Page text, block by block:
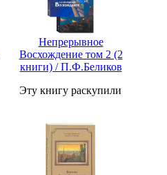
Непрерывное
Восхождение том 2 (2
книги) / П.Ф.Беликов
Эту книгу раскупили